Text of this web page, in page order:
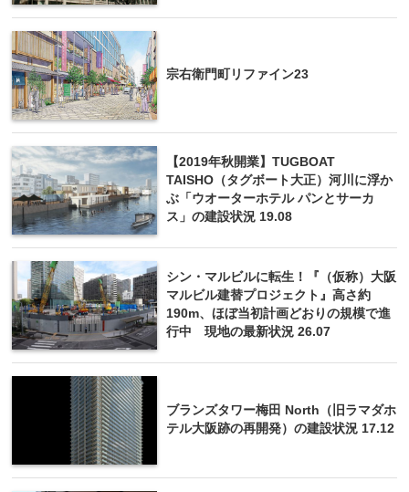
宗右衛門町リファイン23
【2019年秋開業】TUGBOAT
TAISHO（タグボート大正）河川に浮か
ぶ「ウオーターホテル パンとサーカ
ス」の建設状況 19.08
シン・マルビルに転生！『（仮称）大阪
マルビル建替プロジェクト』高さ約
190m、ほぼ当初計画どおりの規模で進
行中 現地の最新状況 26.07
ブランズタワー梅田 North（旧ラマダホ
テル大阪跡の再開発）の建設状況 17.12